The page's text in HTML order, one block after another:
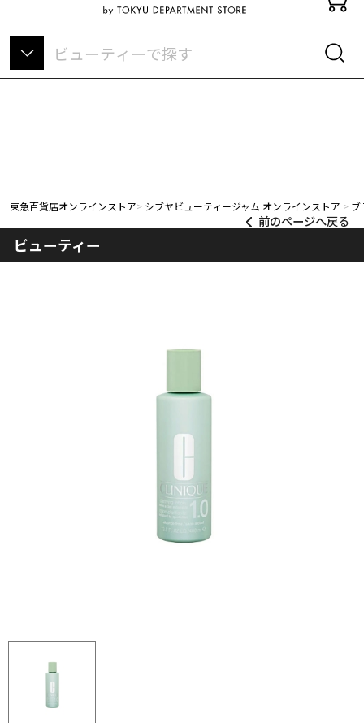
東急百貨店オンラインストアについて
東急百貨店オンラインストア シブヤビューティージャム オンラインストア ブ
前のページへ戻る
ビューティー